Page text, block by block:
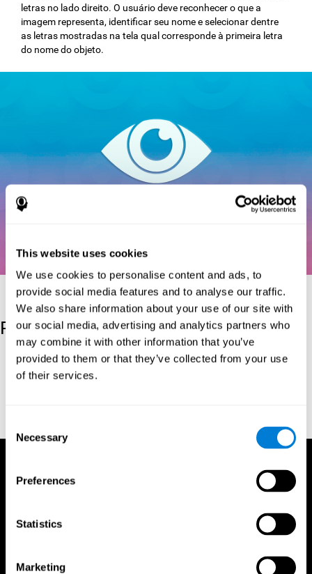
This website uses cookies
We use cookies to personalise content and ads, to
provide social media features and to analyse our traffic.
We also share information about your use of our site with
our social media, advertising and analytics partners who
may combine it with other information that you’ve
provided to them or that they’ve collected from your use
of their services.
Selection
Necessary
Preferences
Statistics
Marketing
letras no lado direito. O usuário deve reconhecer o que a
imagem representa, identificar seu nome e selecionar dentre
as letras mostradas na tela qual corresponde à primeira letra
do nome do objeto.
Referências
Kaplan, E., Goodglass, H., Weintraub, S. (1983). Boston Naming
Test. Philadelphia: Lea & Febiger.